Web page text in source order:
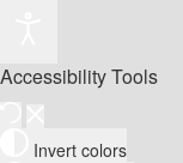
Accessibility Tools
Invert colors